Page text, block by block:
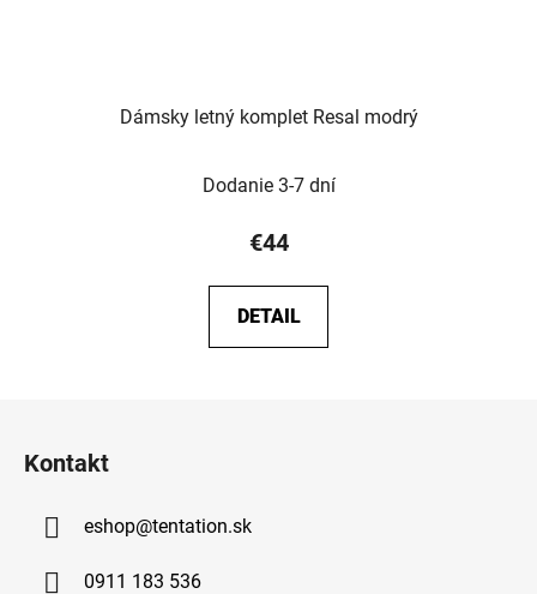
Dámsky letný komplet Resal modrý
Dodanie 3-7 dní
€44
DETAIL
Kontakt
eshop@tentation.sk
0911 183 536